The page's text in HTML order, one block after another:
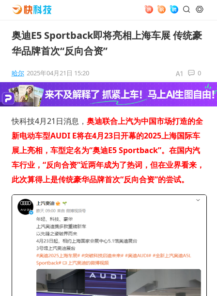
奥迪E5 Sportback即将亮相上海车展 传统豪
华品牌首次“反向合资”
哈尔 2025年04月21日 15:20 0
快科技4月21日消息， 奥迪联合上汽为中国市场打造的全
新电动车型AUDI E将在4月23日开幕的2025上海国际车
展上亮相，车型定名为“奥迪E5 Sportback”。在国内汽
车行业，“反向合资”近两年成为了热词，但在业界看来，
此次算得上是传统豪华品牌首次“反向合资”的尝试。